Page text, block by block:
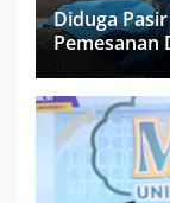
Diduga
Pemesanan